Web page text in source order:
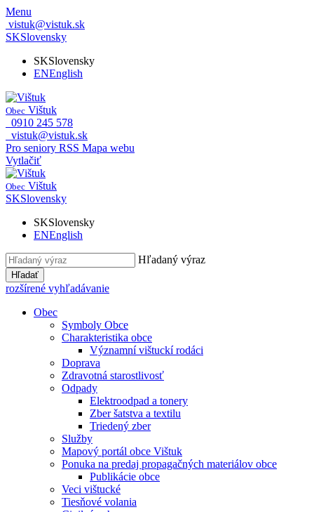
Menu
vistuk@vistuk.sk
SKSlovensky
SKSlovensky
ENEnglish
Obec Vištuk
0910 245 578
vistuk@vistuk.sk
Pro seniory RSS Mapa webu
Vytlačiť
Obec Vištuk
SKSlovensky
SKSlovensky
ENEnglish
Hľadaný výraz
Hľadať
rozšírené vyhľadávanie
Obec
Symboly Obce
Charakteristika obce
Významní vištuckí rodáci
Doprava
Zdravotná starostlivosť
Odpady
Elektroodpad a tonery
Zber šatstva a textilu
Triedený zber
Služby
Mapový portál obce Vištuk
Ponuka na predaj propagačných materiálov obce
Publikácie obce
Veci vištucké
Tiesňové volania